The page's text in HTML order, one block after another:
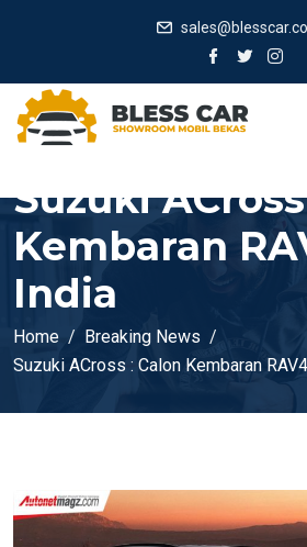
Suzuki
Kembaran
India
Home
Breaking News
Suzuki ACross : Calon Kembaran